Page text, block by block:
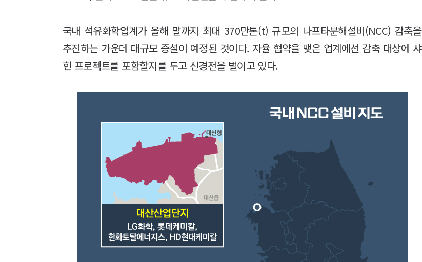
국내 석유화학업계가 올해 말까지 최대 370만톤(t) 규모의 나프타분해설비(NCC) 감축을
추진하는 가운데 대규모 증설이 예정된 것이다. 자율 협약을 맺은 업계에선 감축 대상에 샤
힌 프로젝트를 포함할지를 두고 신경전을 벌이고 있다.